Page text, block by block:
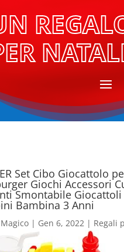
Set Cibo Giocattolo
Giochi Accessori
Smontabile Giocattoli
Bambina 3 Anni
| Gen 6, 2022| Regali